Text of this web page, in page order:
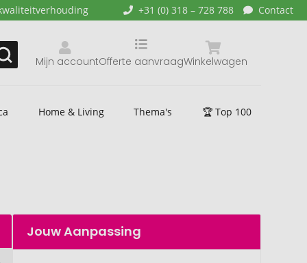
+31 (0) 318 – 728 788 Contact
Mijn account Winkelwagen
Offerte aanvraag
Home & Living Thema's 🏆 Top 100
Jouw Aanpassing